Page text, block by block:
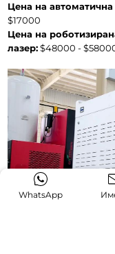
Цена на
$17000
Цена на
лазер: $48000 -
WhatsApp